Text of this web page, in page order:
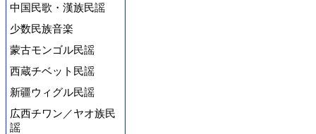
中国民歌・漢族民謡
少数民族音楽
蒙古モンゴル民謡
西蔵チベット民謡
新疆ウィグル民謡
広西チワン／ヤオ族民
謡